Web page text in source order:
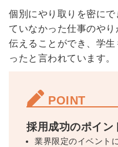
個別にやり取りを密に
ていなかった仕事のや
伝えることができ、学
ったと言われています。
POINT
採用成功のポイン
業界限定のイベント